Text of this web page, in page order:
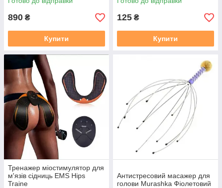
890 ₴
Купити
125 ₴
Купити
Тренажер міостимулятор для
м'язів сідниць EMS Hips
Traine
Антистресовий масажер для
голови Murashka Фіолетовий